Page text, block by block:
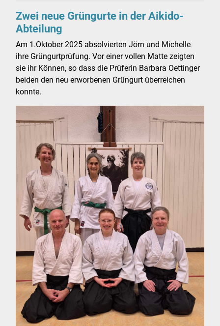
Zwei neue Grüngurte in der Aikido-
Abteilung
Am 1.Oktober 2025 absolvierten Jörn und Michelle
ihre Grüngurtprüfung. Vor einer vollen Matte zeigten
sie ihr Können, so dass die Prüferin Barbara Oettinger
beiden den neu erworbenen Grüngurt überreichen
konnte.